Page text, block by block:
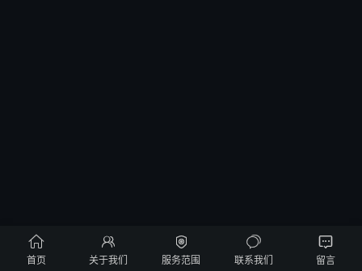

首页

关于我们

服务范围

联系我们

留言